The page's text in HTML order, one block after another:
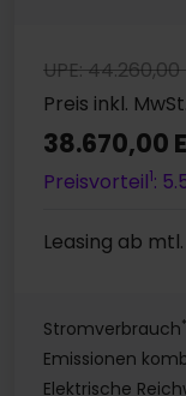
UPE: 44.260,00
Preis inkl. MwSt.
38.670,00
Preisvorteil1:
Leasing ab mtl.
Stromverbrauch*
Emissionen
Elektrische